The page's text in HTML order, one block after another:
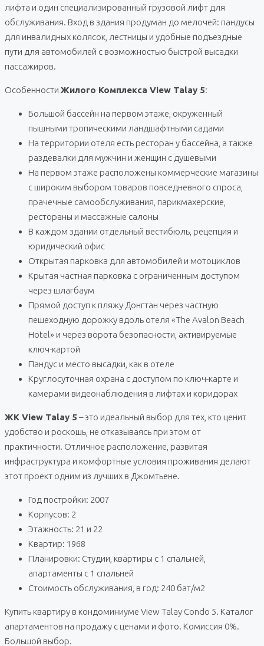
лифта и один специализированный грузовой лифт для
обслуживания. Вход в здания продуман до мелочей: пандусы
для инвалидных колясок, лестницы и удобные подъездные
пути для автомобилей с возможностью быстрой высадки
пассажиров.
Особенности Жилого Комплекса View Talay 5:
Большой бассейн на первом этаже, окруженный
пышными тропическими ландшафтными садами
На территории отеля есть ресторан у бассейна, а также
раздевалки для мужчин и женщин с душевыми
На первом этаже расположены коммерческие магазины
с широким выбором товаров повседневного спроса,
прачечные самообслуживания, парикмахерские,
рестораны и массажные салоны
В каждом здании отдельный вестибюль, рецепция и
юридический офис
Открытая парковка для автомобилей и мотоциклов
Крытая частная парковка с ограниченным доступом
через шлагбаум
Прямой доступ к пляжу Донгтан через частную
пешеходную дорожку вдоль отеля «The Avalon Beach
Hotel» и через ворота безопасности, активируемые
ключ-картой
Пандус и место высадки, как в отеле
Круглосуточная охрана с доступом по ключ-карте и
камерами видеонаблюдения в лифтах и ​​коридорах
ЖК View Talay 5 – это идеальный выбор для тех, кто ценит
удобство и роскошь, не отказываясь при этом от
практичности. Отличное расположение, развитая
инфраструктура и комфортные условия проживания делают
этот проект одним из лучших в Джомтьене.
Год постройки: 2007
Корпусов: 2
Этажность: 21 и 22
Квартир: 1968
Планировки: Студии, квартиры с 1 спальней,
апартаменты с 1 спальней
Стоимость обслуживания, в год: 240 бат/м2
Купить квартиру в кондоминиуме View Talay Condo 5. Каталог
апартаментов на продажу с ценами и фото. Комиссия 0%.
Большой выбор.